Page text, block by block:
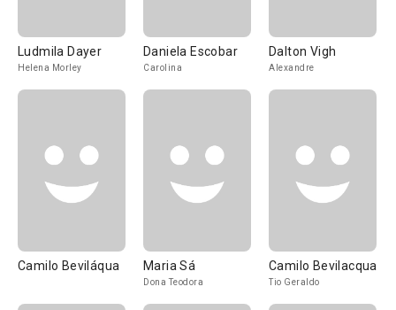
Ludmila Dayer
Helena Morley
Daniela Escobar
Carolina
Dalton Vigh
Alexandre
Camilo Beviláqua Maria Sá
Dona Teodora
Camilo Bevilacqua
Tio Geraldo